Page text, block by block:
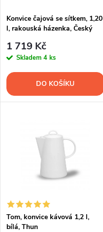
p
r
o
d
ů
s
p
r
o
ů
Konvice čajová se sítkem, 1,20
l, rakouská házenka, Český
1 719 Kč
Skladem 4 ks
DO KOŠÍKU
Tom, konvice kávová 1,2 l,
bílá, Thun